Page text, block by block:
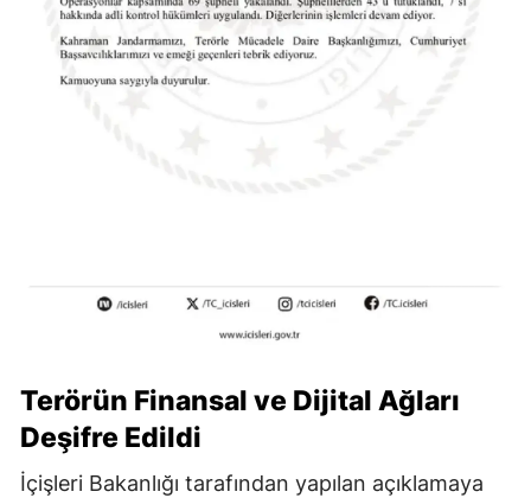
Terörün Finansal ve Dijital Ağları
Deşifre Edildi
İçişleri Bakanlığı tarafından yapılan açıklamaya